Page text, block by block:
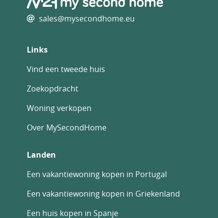
sales@mysecondhome.eu
Links
Vind een tweede huis
Zoekopdracht
Woning verkopen
Over MySecondHome
Landen
Een vakantiewoning kopen in Portugal
Een vakantiewoning kopen in Griekenland
Een huis kopen in Spanje